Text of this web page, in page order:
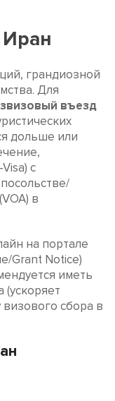
Иран
грандиозной
Для
въезд
дольше или
с
в
на портале
Grant Notice)
иметь
сбора в